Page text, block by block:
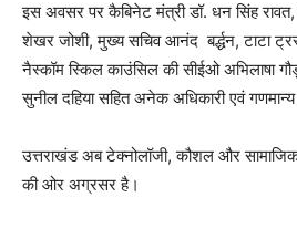
इस अवसर पर कैबिनेट मंत्री डॉ. धन सिंह
शेखर जोशी, मुख्य सचिव आनंद बर्द्धन, टाटा
नैस्कॉम स्किल काउंसिल की सीईओ अभिलाषा
सुनील दहिया सहित अनेक अधिकारी एवं
उत्तराखंड अब टेक्नोलॉजी, कौशल और
की ओर अग्रसर है।